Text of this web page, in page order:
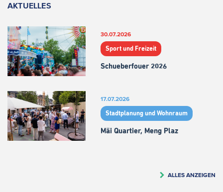
AKTUELLES
30.07.2026
Sport und Freizeit
Schueberfouer 2026
17.07.2026
Stadtplanung und Wohnraum
Mäi Quartier, Meng Plaz
ALLES ANZEIGEN